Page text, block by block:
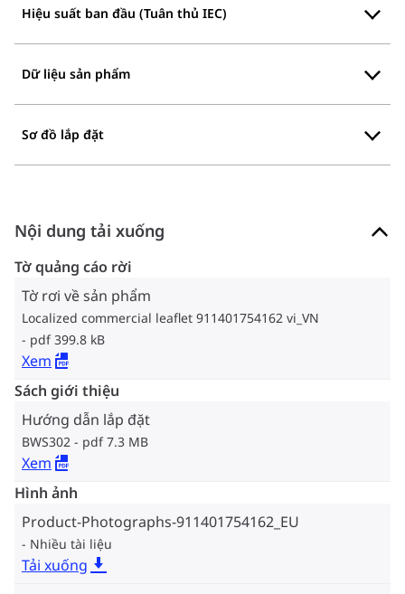
Hiệu suất ban đầu (Tuân thủ IEC)
Dữ liệu sản phẩm
Sơ đồ lắp đặt
Nội dung tải xuống
Tờ quảng cáo rời
Tờ rơi về sản phẩm
Localized commercial leaflet 911401754162 vi_VN
pdf 399.8 kB
Xem
Sách giới thiệu
Hướng dẫn lắp đặt
BWS302 pdf 7.3 MB
Xem
Hình ảnh
Product-Photographs-911401754162_EU
Nhiều tài liệu
Tải xuống